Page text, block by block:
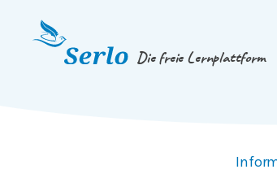
Springe zum
Die freie Lernplattform